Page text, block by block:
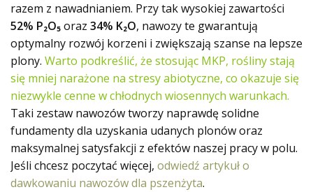
razem z nawadnianiem. Przy tak wysokiej zawartości
52% P₂O₅oraz 34% K₂O, nawozy te gwarantują
optymalny rozwój korzeni i zwiększają szanse na lepsze
plony. Warto podkreślić, że stosując MKP, rośliny stają
się mniej narażone na stresy abiotyczne, co okazuje się
niezwykle cenne w chłodnych wiosennych warunkach.
Taki zestaw nawozów tworzy naprawdę solidne
fundamenty dla uzyskania udanych plonów oraz
maksymalnej satysfakcji z efektów naszej pracy w polu.
Jeśli chcesz poczytać więcej, odwiedź artykuł o
dawkowaniu nawozów dla pszenżyta.